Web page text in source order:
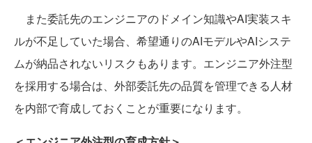
また委託先のエンジニアのドメイン知識やAI実装スキ
ルが不足していた場合、希望通りのAIモデルやAIシステ
ムが納品されないリスクもあります。エンジニア外注型
を採用する場合は、外部委託先の品質を管理できる人材
を内部で育成しておくことが重要になります。